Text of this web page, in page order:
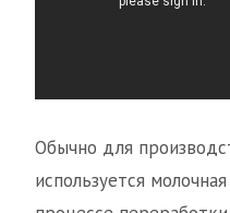
Обычно для
используется